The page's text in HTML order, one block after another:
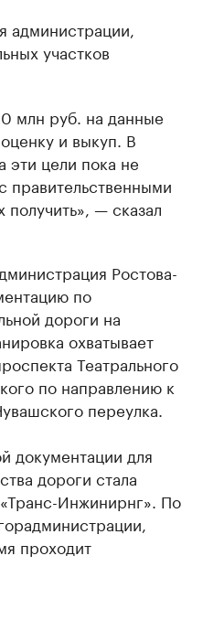
администрации,
участков
млн руб. на данные
и выкуп. В
эти цели пока не
— сказал
Ростова-
по
дороги на
охватывает
Театрального
по направлению к
переулка.
документации для
дороги стала
Инжинирнг». По
проходит